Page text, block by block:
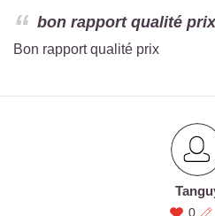
bon rapport qualité
Bon rapport qualité prix
0